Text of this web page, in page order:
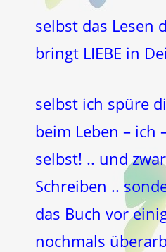
selbst das Lesen
bringt LIEBE in
selbst ich spüre
beim Leben – ich
selbst! .. und
Schreiben ..
das Buch vor
nochmals